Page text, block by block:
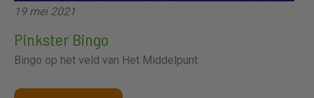
19 mei 2021
Pinkster Bingo
Bingo op het veld van Het Middelpunt